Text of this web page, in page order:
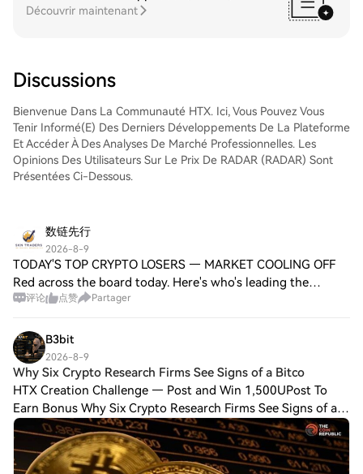
facilement DappRadar (RADAR) sur le
et de les suivre en temps réel. Nous offrons
une expérience conviviale aux débutants
comme aux traders chevronnés.
Découvrir maintenant
Discussions
Bienvenue Dans La Communauté HTX. Ici, Vous Pouvez Vous
Tenir Informé(e) Des Derniers Développements De La Plateforme
Et Accéder À Des Analyses De Marché Professionnelles. Les
Opinions Des Utilisateurs Sur Le Prix De RADAR (RADAR) Sont
Présentées Ci-Dessous.
数链先行
2026-8-9
TODAY'S TOP CRYPTO LOSERS — MARKET COOLING OFF
Red across the board today. Here's who's leading the
decline: 1. $HFT — -12.38% (0.010852) 2. $PYR — -9.86%
评论 点赞 Partager
B3bit
2026-8-9
Why Six Crypto Research Firms See Signs of a Bitco
HTX Creation Challenge — Post and Win 1,500UPost To
Earn Bonus Why Six Crypto Research Firms See Signs of a
Bitcoin Bottom Key Insights Six crypto research firms have
identified conditions associated